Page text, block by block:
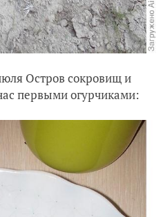
Остров сокровищ и
первыми огурчиками: